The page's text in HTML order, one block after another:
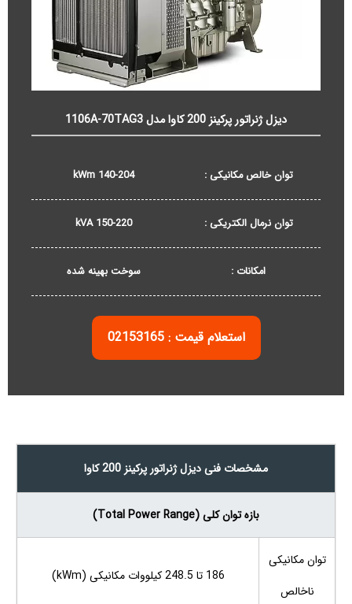
دیزل ژنراتور پرکینز 200 کاوا مدل 1106A-70TAG3
توان خالص مکانیکی : 140-204 kWm
توان نرمال الکتریکی : 150-220 kVA
امکانات : سوخت بهینه شده
استعلام قیمت : 02153165
مشخصات فنی دیزل ژنراتور پرکینز 200 کاوا
بازه توان کلی (Total Power Range)
توان مکانیکی
ناخالص
186 تا 248.5 کیلووات مکانیکی (kWm)